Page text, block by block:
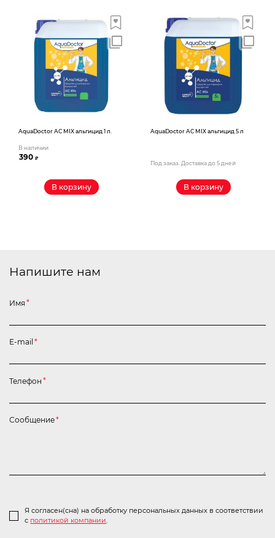
AquaDoctor AС MIX альгицид 1 л.
В наличии
390₽
В корзину
AquaDoctor AС MIX альгицид 5 л
Под заказ. Доставка до 5 дней
В корзину
Напишите нам
Имя *
E-mail *
Я согласен(сна) на обработку персональных данных в соответствии
с политикой компании.
Телефон *
Сообщение*